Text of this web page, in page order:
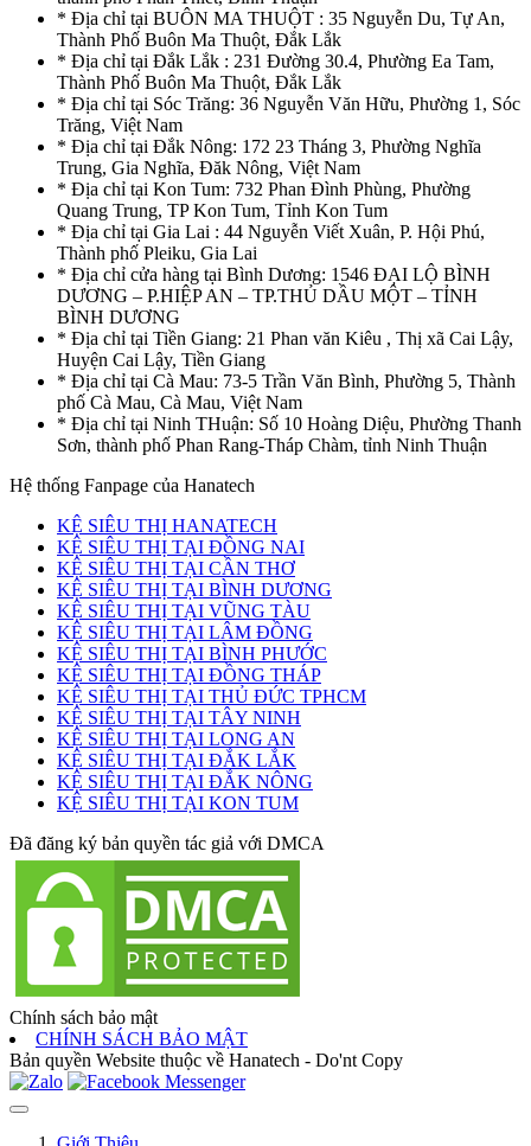
* Địa chỉ tại BUÔN MA THUỘT : 35 Nguyễn Du, Tự An,
Thành Phố Buôn Ma Thuột, Đắk Lắk
* Địa chỉ tại Đắk Lắk : 231 Đường 30.4, Phường Ea Tam,
Thành Phố Buôn Ma Thuột, Đắk Lắk
* Địa chỉ tại Sóc Trăng: 36 Nguyễn Văn Hữu, Phường 1, Sóc
Trăng, Việt Nam
* Địa chỉ tại Đắk Nông: 172 23 Tháng 3, Phường Nghĩa
Trung, Gia Nghĩa, Đăk Nông, Việt Nam
* Địa chỉ tại Kon Tum: 732 Phan Đình Phùng, Phường
Quang Trung, TP Kon Tum, Tỉnh Kon Tum
* Địa chỉ tại Gia Lai : 44 Nguyễn Viết Xuân, P. Hội Phú,
Thành phố Pleiku, Gia Lai
* Địa chỉ cửa hàng tại Bình Dương: 1546 ĐẠI LỘ BÌNH
DƯƠNG – P.HIỆP AN – TP.THỦ DẦU MỘT – TỈNH
BÌNH DƯƠNG
* Địa chỉ tại Tiền Giang: 21 Phan văn Kiêu , Thị xã Cai Lậy,
Huyện Cai Lậy, Tiền Giang
* Địa chỉ tại Cà Mau: 73-5 Trần Văn Bình, Phường 5, Thành
phố Cà Mau, Cà Mau, Việt Nam
* Địa chỉ tại Ninh THuận: Số 10 Hoàng Diệu, Phường Thanh
Sơn, thành phố Phan Rang-Tháp Chàm, tỉnh Ninh Thuận
Hệ thống Fanpage của Hanatech
KỆ SIÊU THỊ HANATECH
KỆ SIÊU THỊ TẠI ĐỒNG NAI
KỆ SIÊU THỊ TẠI CẦN THƠ
KỆ SIÊU THỊ TẠI BÌNH DƯƠNG
KỆ SIÊU THỊ TẠI VŨNG TÀU
KỆ SIÊU THỊ TẠI LÂM ĐỒNG
KỆ SIÊU THỊ TẠI BÌNH PHƯỚC
KỆ SIÊU THỊ TẠI ĐỒNG THÁP
KỆ SIÊU THỊ TẠI THỦ ĐỨC TPHCM
KỆ SIÊU THỊ TẠI TÂY NINH
KỆ SIÊU THỊ TẠI LONG AN
KỆ SIÊU THỊ TẠI ĐẮK LẮK
KỆ SIÊU THỊ TẠI ĐẮK NÔNG
KỆ SIÊU THỊ TẠI KON TUM
Đã đăng ký bản quyền tác giả với DMCA
Chính sách bảo mật
CHÍNH SÁCH BẢO MẬT
Bản quyền Website thuộc về Hanatech - Do'nt Copy